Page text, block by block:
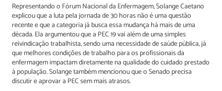
Representando o Fórum Nacional da Enfermagem, Solange Caetano
explicou que a luta pela jornada de 30 horas não é uma questão
recente e que a categoria já busca essa mudança há mais de uma
década. Ela argumentou que a PEC 19 vai além de uma simples
reivindicação trabalhista, sendo uma necessidade de saúde pública, já
que melhores condições de trabalho para os profissionais da
enfermagem impactam diretamente na qualidade do cuidado prestado
à população. Solange também mencionou que o Senado precisa
discutir e aprovar a PEC sem mais atrasos.